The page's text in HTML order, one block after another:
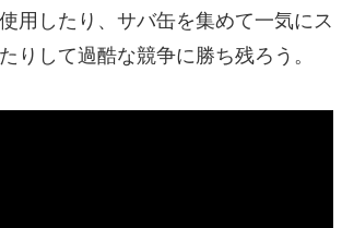
用したり、サバ缶を集めて一気にス
りして過酷な競争に勝ち残ろう。